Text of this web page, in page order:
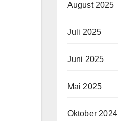
August 2025
Juli 2025
Juni 2025
Mai 2025
Oktober 2024